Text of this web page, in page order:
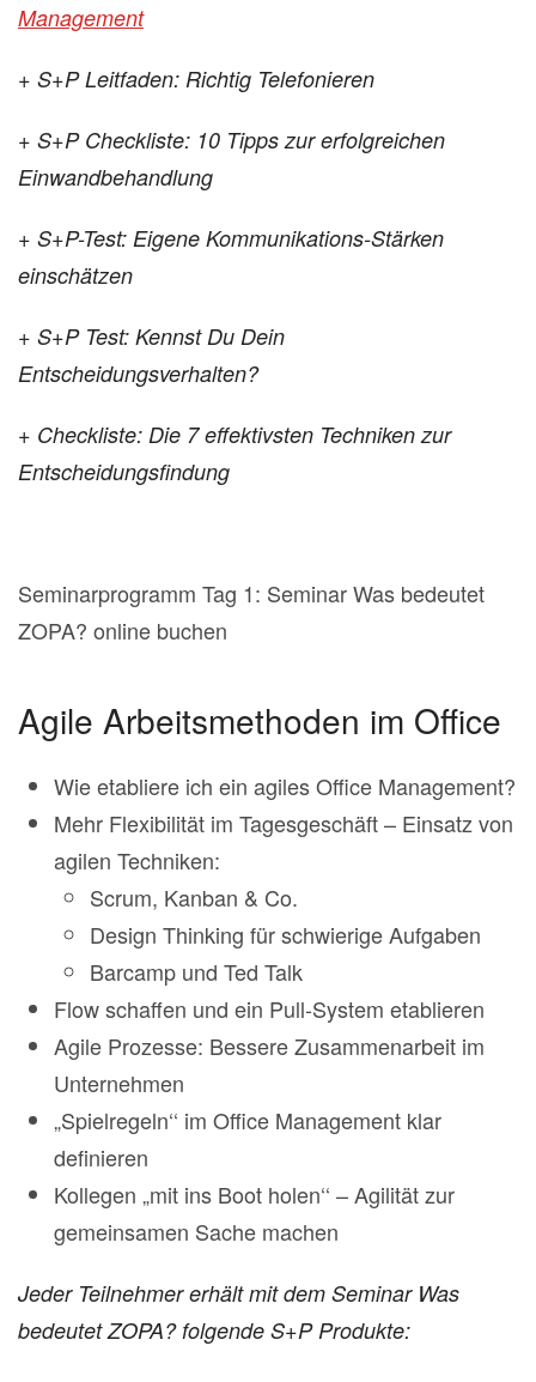
Management
+ S+P Leitfaden: Richtig Telefonieren
+ S+P Checkliste: 10 Tipps zur erfolgreichen
Einwandbehandlung
+ S+P-Test: Eigene Kommunikations-Stärken
einschätzen
+ S+P Test: Kennst Du Dein
Entscheidungsverhalten?
+ Checkliste: Die 7 effektivsten Techniken zur
Entscheidungsfindung
Seminarprogramm Tag 1: Seminar Was bedeutet
ZOPA? online buchen
Agile Arbeitsmethoden im Office
Wie etabliere ich ein agiles Office Management?
Mehr Flexibilität im Tagesgeschäft – Einsatz von
agilen Techniken:
Scrum, Kanban & Co.
Design Thinking für schwierige Aufgaben
Barcamp und Ted Talk
Flow schaffen und ein Pull-System etablieren
Agile Prozesse: Bessere Zusammenarbeit im
Unternehmen
„Spielregeln‘‘ im Office Management klar
definieren
Kollegen „mit ins Boot holen‘‘ – Agilität zur
gemeinsamen Sache machen
Jeder Teilnehmer erhält mit dem Seminar Was
bedeutet ZOPA? folgende S+P Produkte: